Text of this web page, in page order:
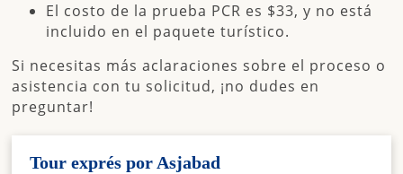
El costo de la prueba PCR es $33, y no está
incluido en el paquete turístico.
Si necesitas más aclaraciones sobre el proceso o
asistencia con tu solicitud, ¡no dudes en
preguntar!
Tour exprés por Asjabad